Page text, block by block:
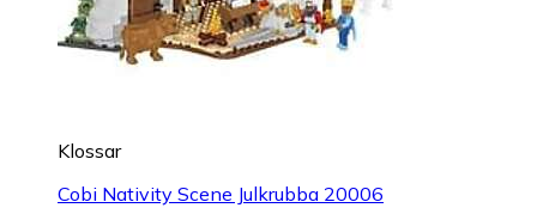
Klossar
Cobi Nativity Scene Julkrubba 20006